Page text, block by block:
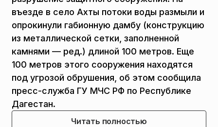
въезде в село Ахты потоки воды размыли и
опрокинули габионную дамбу (конструкцию
из металлической сетки, заполненной
камнями — ред.) длиной 100 метров. Еще
100 метров этого сооружения находятся
под угрозой обрушения, об этом сообщила
пресс-служба ГУ МЧС РФ по Республике
Дагестан.
Читать полностью